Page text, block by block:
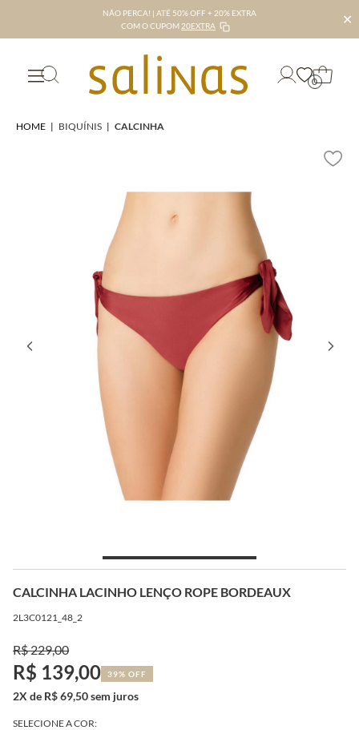
NÃO PERCA! | ATÉ 50% OFF + 20% EXTRA
COM O CUPOM 20EXTRA ✕
0
HOME | BIQUÍNIS | CALCINHA
CALCINHA LACINHO LENÇO ROPE BORDEAUX
2L3C0121_48_2
R$ 229,00
R$ 139,00 39% OFF
2X de R$ 69,50 sem juros
SELECIONE A COR: